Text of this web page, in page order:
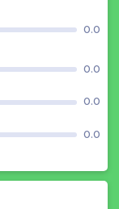
0.0
0.0
0.0
0.0